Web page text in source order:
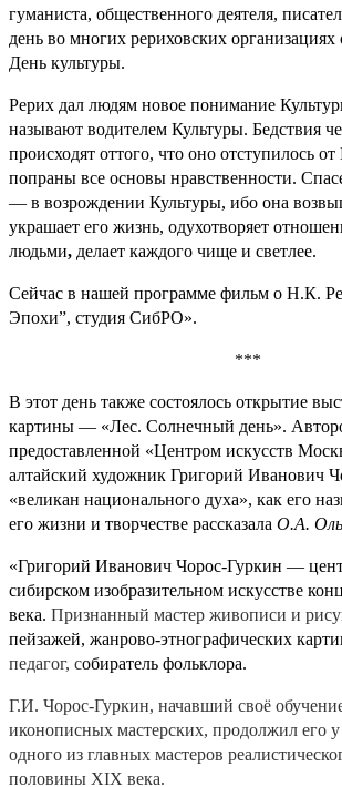
гуманиста, общественного деятеля,
день во многих рериховских организациях
День культуры.
Рерих дал людям новое понимание
называют водителем Культуры. Бедствия
происходят оттого, что оно отступилось
попраны все основы нравственности.
— в возрождении Культуры, ибо она
украшает его жизнь, одухотворяет
людьми, делает каждого чище и светлее.
Сейчас в нашей программе фильм о Н.К.
Эпохи”, студия СибРО».
***
В этот день также состоялось открытие
картины — «Лес. Солнечный день».
предоставленной «Центром искусств
алтайский художник Григорий Иванович
«великан национального духа», как его
его жизни и творчестве рассказала О.А.
«Григорий Иванович Чорос-Гуркин —
сибирском изобразительном искусстве
века. Признанный мастер живописи и
пейзажей, жанрово-этнографических
педагог, собиратель фольклора.
Г.И. Чорос-Гуркин, начавший своё
иконописных мастерских, продолжил
одного из главных мастеров
половины XIX века.